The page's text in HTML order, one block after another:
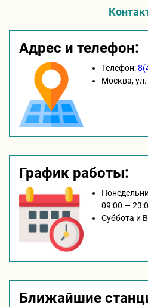
Адрес и телефон:
Телефон:
Москва,
График работы:
09:00 —
Суббота и
Ближайшие